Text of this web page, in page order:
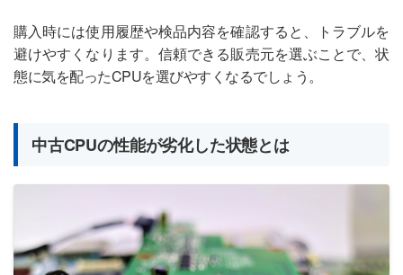
購入時には使用履歴や検品内容を確認すると、トラブルを
避けやすくなります。信頼できる販売元を選ぶことで、状
態に気を配ったCPUを選びやすくなるでしょう。
中古CPUの性能が劣化した状態とは